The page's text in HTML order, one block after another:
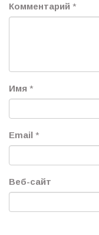
Комментарий *
Имя *
Email *
Веб-сайт